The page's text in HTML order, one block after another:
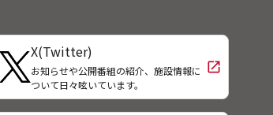
ことが映画人からも期待されてい
X(Twitter)
お知らせや公開番組の紹介、施設情報に
ついて日々呟いています。
open_in_new